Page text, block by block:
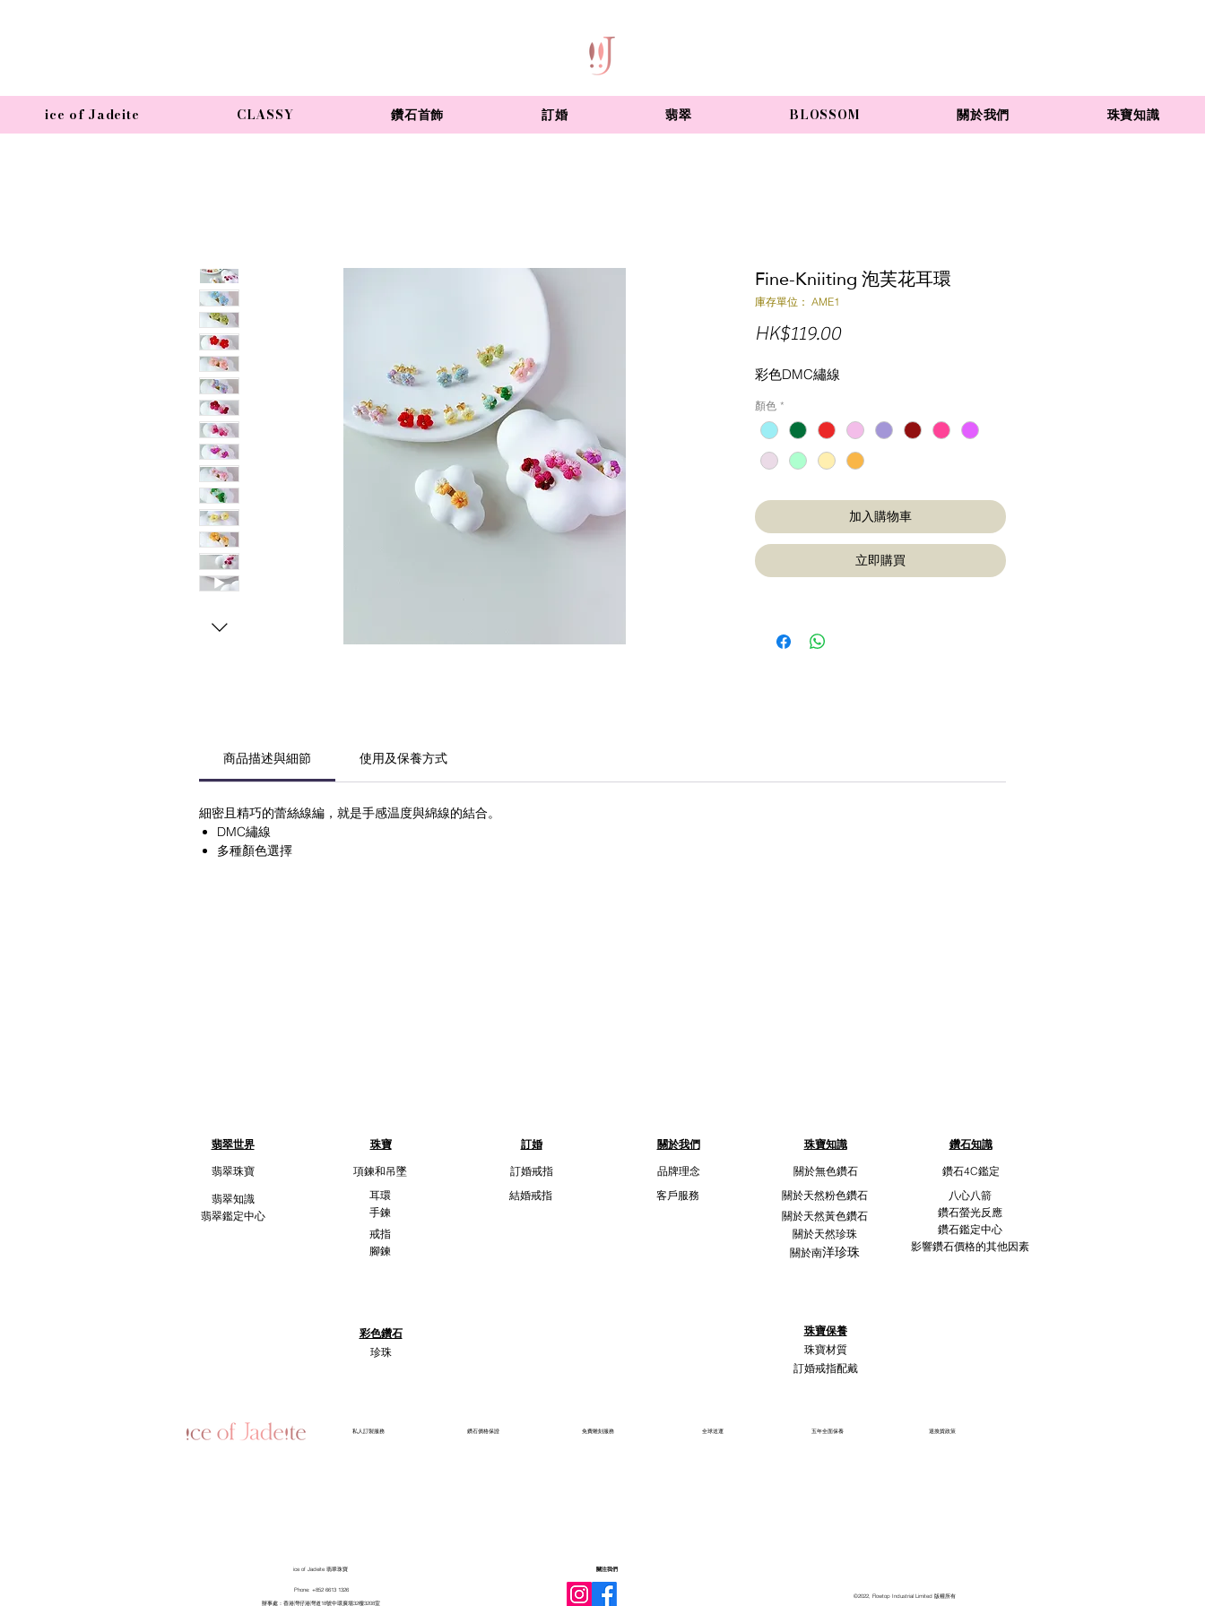
ice of Jadeite CLASSY 鑽石首飾 訂婚 翡翠 BLOSSOM 關於我們 珠寶知識
Fine-Kniiting 泡芙花耳環
庫存單位： AME1
HK$119.00價
彩色DMC繡線
顏色 *
加入購物車
立即購買
商品描述與細節 使用及保養方式
細密且精巧的蕾絲線編，就是手感温度與綿線的結合。
DMC繡線
多種顏色選擇
翡翠世界
珠寶
翡翠珠寶
項鍊和吊墜
翡翠知識
翡翠鑑定中心
耳環
手鍊
戒指
腳鍊
訂婚 關於我們 珠寶知識
鑽石知識
訂婚戒指
品牌理念 關於無色鑽石
鑽石4C鑑定
結婚戒指
客戶服務 關於天然粉色鑽石
八心八箭
關於天然黃色鑽石
關於天然珍珠
鑽石螢光反應
鑽石鑑定中心
關於南洋珍珠 影響鑽石價格的其他因素
彩色鑽石
珍珠
珠寶保養
珠寶材質
訂婚戒指配戴
​私人訂製服務 鑽石價格保證 免費雕刻服務 全球送運 五年全面保養 退換貨政策
ice of Jadeite 翡翠珠寶
Phone: +852 6613 1326
​辦事處：香港灣仔港灣道18號中環廣場32樓3208室
關注我們
©2022, Flowtop Industrial Limited 版權所有